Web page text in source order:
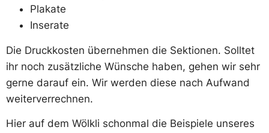
Plakate
Inserate
Die Druckkosten übernehmen die Sektionen. Solltet
ihr noch zusätzliche Wünsche haben, gehen wir sehr
gerne darauf ein. Wir werden diese nach Aufwand
weiterverrechnen.
Hier auf dem Wölkli schonmal die Beispiele unseres